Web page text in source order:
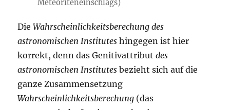
Meteoriteneinschlags)
DieWahrscheinlichkeitsberechung des
astronomischen Institutes hingegen ist hier
korrekt, denn das Genitivattributdes
astronomischen Institutes bezieht sich auf die
ganze Zusammensetzung
Wahrscheinlichkeitsberechung (das